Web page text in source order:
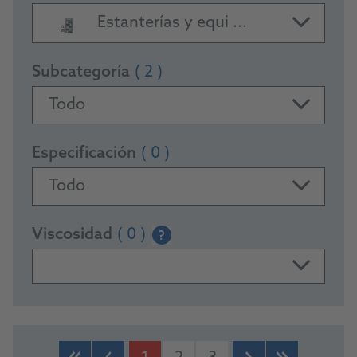
Estanterías y equi ...
Subcategoría ( 2 )
Todo
Especificación ( 0 )
Todo
Viscosidad ( 0 ) ?
PRODUCTS